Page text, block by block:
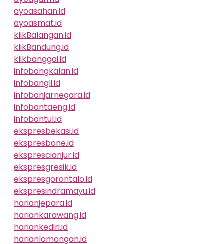
ayoasahan.id
ayoasmat.id
klikBalangan.id
klikBandung.id
klikbanggai.id
infobangkalan.id
infobangli.id
infobanjarnegara.id
infobantaeng.id
infobantul.id
ekspresbekasi.id
ekspresbone.id
eksprescianjur.id
ekspresgresik.id
ekspresgorontalo.id
ekspresindramayu.id
harianjepara.id
hariankarawang.id
hariankediri.id
harianlamongan.id